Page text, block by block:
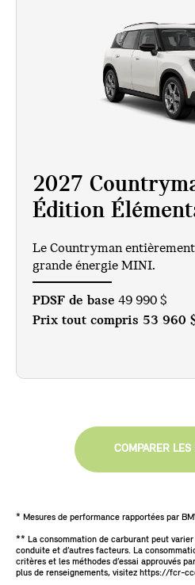
2027
Édition
Le Countryman
grande énergie MINI.
PDSF de base 49 990 $
Prix tout compris 53 960
COMPARER LES
* Mesures de performance rapportées par
** La consommation de carburant peut
conduite et d’autres facteurs. La
critères et les méthodes d’essai approuvés
plus de renseignements, visitez https://fcr-